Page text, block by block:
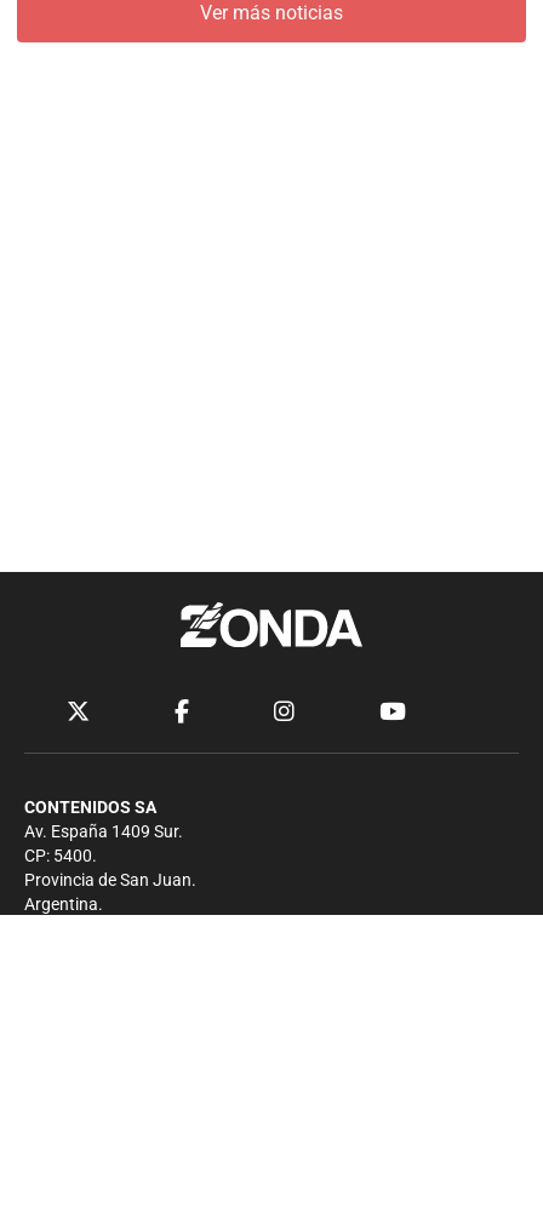
Ver más noticias
CONTENIDOS SA
Av. España 1409 Sur.
CP: 5400.
Provincia de San Juan.
Argentina.